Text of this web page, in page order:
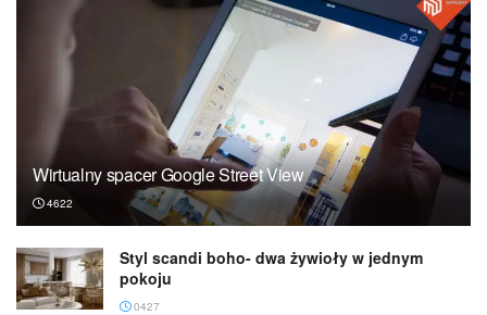
Wirtualny spacer Google Street View
4622
Styl scandi boho- dwa żywioły w jednym
pokoju
0427